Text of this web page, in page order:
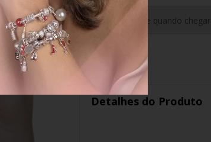
Avise-me quando chegar
Descrição
Detalhes do Produto